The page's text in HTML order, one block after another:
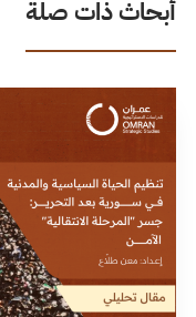
أبحاث ذات صلة